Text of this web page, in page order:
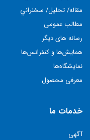
مقاله/ تحليل/ سخنراني
مطالب عمومی
رسانه های دیگر
همايش‌ها و كنفرانس‌ها
نمايشگاه‌ها
معرفی محصول
خدمات ما
آگهی